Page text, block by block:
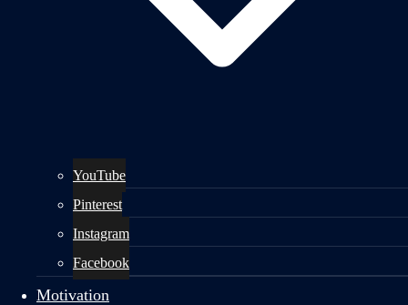
YouTube
Pinterest
Instagram
Facebook
Motivation